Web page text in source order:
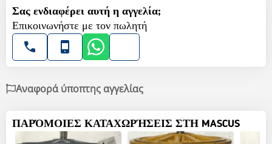
Σας ενδιαφέρει αυτή η αγγελία;
Επικοινωνήστε με τον πωλητή
Αναφορά ύποπτης αγγελίας
ΠΑΡΌΜΟΙΕΣ ΚΑΤΑΧΩΡΉΣΕΙΣ ΣΤΗ MASCUS